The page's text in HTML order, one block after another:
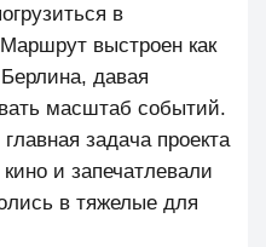
в
выстроен как
давая
масштаб событий.
задача проекта
и запечатлевали
в тяжелые для